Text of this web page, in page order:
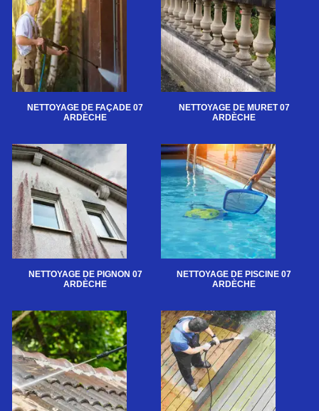
NETTOYAGE DE FAÇADE 07
ARDÈCHE
NETTOYAGE DE MURET 07
ARDÈCHE
NETTOYAGE DE PIGNON 07
ARDÈCHE
NETTOYAGE DE PISCINE 07
ARDÈCHE